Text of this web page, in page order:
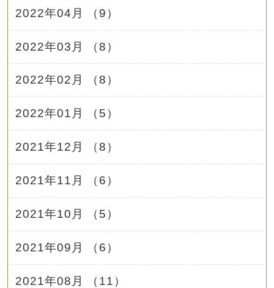
2022年04月 （9）
2022年03月 （8）
2022年02月 （8）
2022年01月 （5）
2021年12月 （8）
2021年11月 （6）
2021年10月 （5）
2021年09月 （6）
2021年08月 （11）